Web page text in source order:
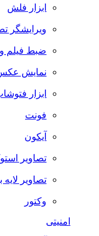
ابزار فلش
ویرایشگر تصویر
ضبط فيلم و عكس
نمایش عکس
ابزار فتوشاپ
فونت
آیکون
تصاویر استوک
تصاویر لایه باز
وکتور